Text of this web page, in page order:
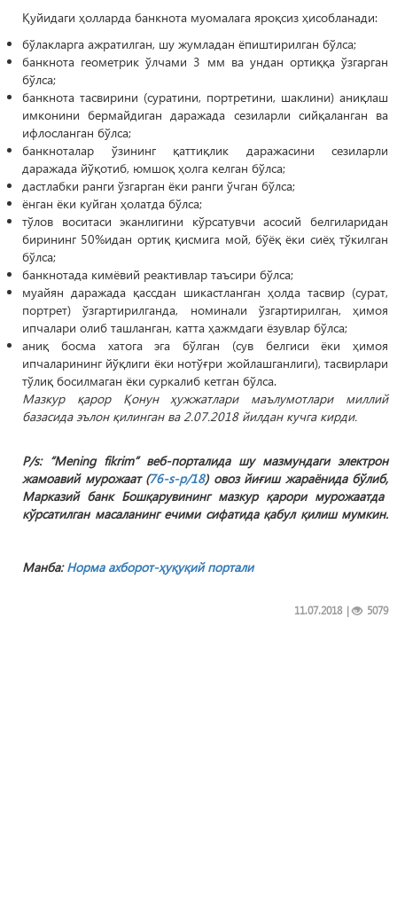
Қуйидаги ҳолларда банкнота муомалага яроқсиз ҳисобланади:
бўлакларга ажратилган, шу жумладан ёпиштирилган бўлса;
банкнота геометрик ўлчами 3 мм ва ундан ортиққа ўзгарган
бўлса;
банкнота тасвирини (суратини, портретини, шаклини) аниқлаш
имконини бермайдиган даражада сезиларли сийқаланган ва
ифлосланган бўлса;
банкноталар ўзининг қаттиқлик даражасини сезиларли
даражада йўқотиб, юмшоқ ҳолга келган бўлса;
дастлабки ранги ўзгарган ёки ранги ўчган бўлса;
ёнган ёки куйган ҳолатда бўлса;
тўлов воситаси эканлигини кўрсатувчи асосий белгиларидан
бирининг 50%идан ортиқ қисмига мой, бўёқ ёки сиёҳ тўкилган
бўлса;
банкнотада кимёвий реактивлар таъсири бўлса;
муайян даражада қассдан шикастланган ҳолда тасвир (сурат,
портрет) ўзгартирилганда, номинали ўзгартирилган, ҳимоя
ипчалари олиб ташланган, катта ҳажмдаги ёзувлар бўлса;
аниқ босма хатога эга бўлган (сув белгиси ёки ҳимоя
ипчаларининг йўқлиги ёки нотўғри жойлашганлиги), тасвирлари
тўлиқ босилмаган ёки суркалиб кетган бўлса.
Мазкур қарор
Қонун ҳужжатлари маълумотлари миллий
базасида эълон қилинган ва 2.07.2018 йилдан кучга кирди.
P/s: “Mening fikrim” веб-порталида шу мазмундаги электрон
жамоавий мурожаат (76-s-p/18) овоз йиғиш жараёнида бўлиб,
Марказий банк Бошқарувининг мазкур қарори мурожаатда
кўрсатилган масаланинг ечими сифатида қабул қилиш мумкин.
Манба:Норма ахборот-ҳуқуқий портали
| 5079
11.07.2018